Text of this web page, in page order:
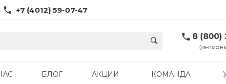
+7 (4012) 59-07-47
8 (800)
БЛОГ АКЦИИ КОМАНДА